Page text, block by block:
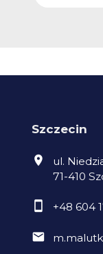
Szczecin
ul.
71-410
+48 604